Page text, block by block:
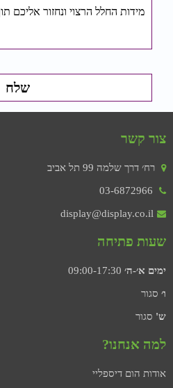
צור קשר
רח׳ דרך שלמה 99 תל אביב
03-6872966
display@display.co.il
שעות פתיחה
ימים א׳-ה׳
ו׳ סגור
ש' סגור
למה אנחנו?
אודות הום דיספליי